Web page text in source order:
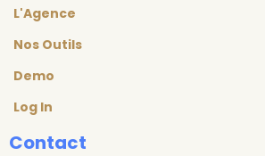
L'Agence
Nos Outils
Demo
Log In
Contact